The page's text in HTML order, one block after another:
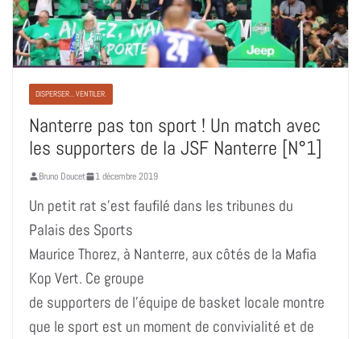
DISPERSER... VENTILER.
Nanterre pas ton sport ! Un match avec
les supporters de la JSF Nanterre [N°1]
Bruno Doucet 1 décembre 2019
Un petit rat s’est faufilé dans les tribunes du
Palais des Sports
Maurice Thorez, à Nanterre, aux côtés de la Mafia
Kop Vert. Ce groupe
de supporters de l’équipe de basket locale montre
que le sport est un moment de convivialité et de